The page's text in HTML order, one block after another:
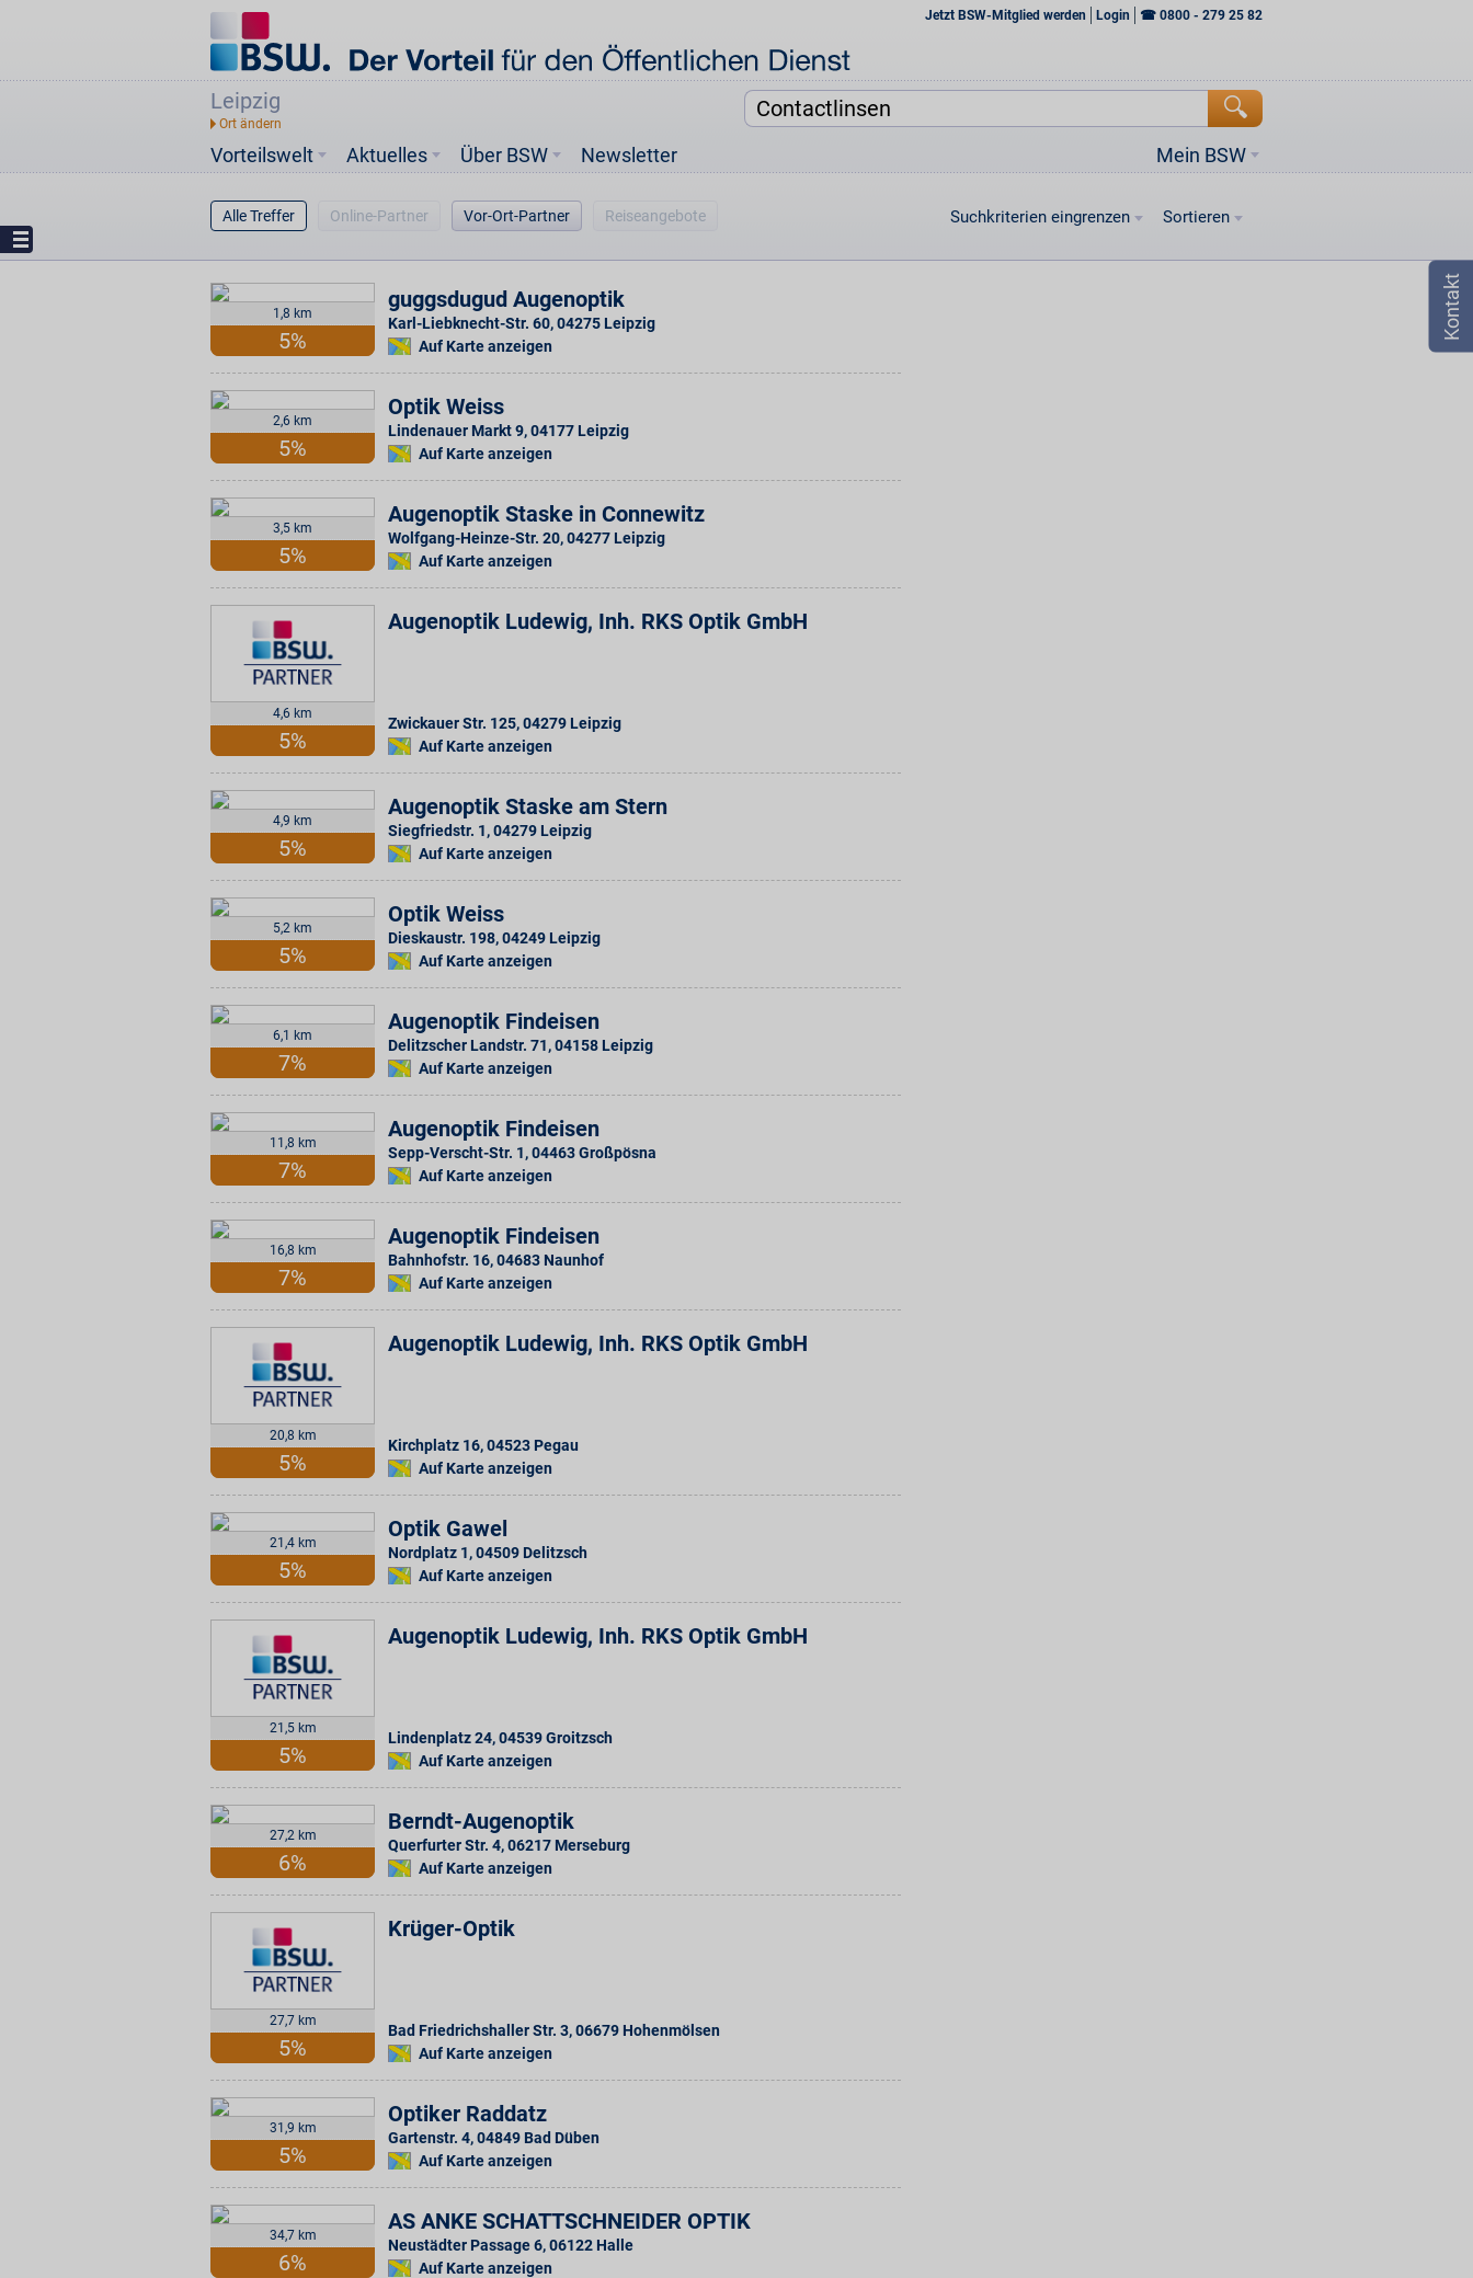
Jetzt BSW-Mitglied werden Login ☎ 0800 - 279 25 82
Leipzig
Vorteilswelt Mein BSW
Aktuelles Über BSW Newsletter
Alle Treffer Online-Partner Vor-Ort-Partner Reiseangebote Suchkriterien eingrenzen Sortieren
1,8 km
5%
guggsdugud Augenoptik
Karl-Liebknecht-Str. 60,04275 Leipzig
Auf Karte anzeigen
2,6 km
5%
Optik Weiss
Lindenauer Markt 9,04177 Leipzig
Auf Karte anzeigen
3,5 km
5%
Augenoptik Staske in Connewitz
Wolfgang-Heinze-Str. 20,04277 Leipzig
Auf Karte anzeigen
4,6 km
5%
Augenoptik Ludewig, Inh. RKS Optik GmbH
Zwickauer Str. 125,04279 Leipzig
Auf Karte anzeigen
4,9 km
5%
Augenoptik Staske am Stern
Siegfriedstr. 1,04279 Leipzig
Auf Karte anzeigen
5,2 km
5%
Optik Weiss
Dieskaustr. 198,04249 Leipzig
Auf Karte anzeigen
6,1 km
7%
Augenoptik Findeisen
Delitzscher Landstr. 71,04158 Leipzig
Auf Karte anzeigen
11,8 km
7%
Augenoptik Findeisen
Sepp-Verscht-Str. 1,04463Großpösna
Auf Karte anzeigen
16,8 km
7%
Augenoptik Findeisen
Bahnhofstr. 16,04683 Naunhof
Auf Karte anzeigen
20,8 km
5%
Augenoptik Ludewig, Inh. RKS Optik GmbH
Kirchplatz 16,04523 Pegau
Auf Karte anzeigen
21,4 km
5%
Optik Gawel
Nordplatz 1,04509 Delitzsch
Auf Karte anzeigen
21,5 km
5%
Augenoptik Ludewig, Inh. RKS Optik GmbH
Lindenplatz 24,04539Groitzsch
Auf Karte anzeigen
27,2 km
6%
Berndt-Augenoptik
Querfurter Str. 4,06217 Merseburg
Auf Karte anzeigen
27,7 km
5%
Krüger-Optik
Bad Friedrichshaller Str. 3,06679 Hohenmölsen
Auf Karte anzeigen
31,9 km
5%
Optiker Raddatz
Gartenstr. 4,04849 Bad Düben
Auf Karte anzeigen
34,7 km
6%
AS ANKE SCHATTSCHNEIDER OPTIK
Neustädter Passage 6,06122 Halle
Auf Karte anzeigen